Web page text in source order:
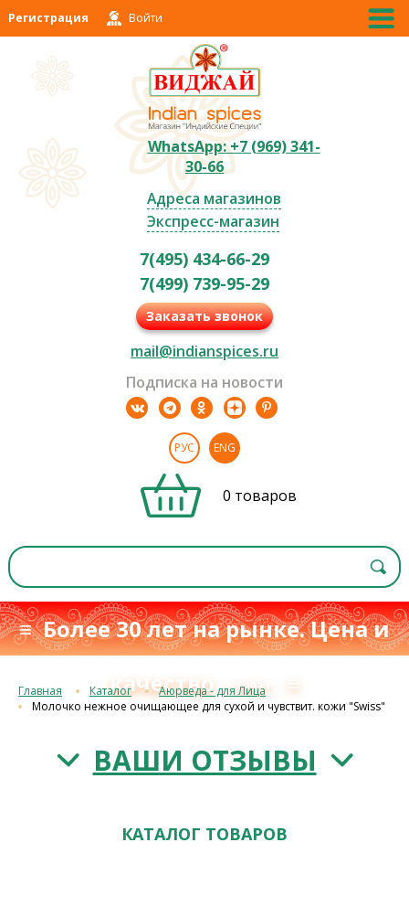
Регистрация Войти
WhatsApp: +7 (969) 341-
30-66
Адреса магазинов
Экспресс-магазин
7(495) 434-66-29
7(499) 739-95-29
Заказать звонок
mail@indianspices.ru
Подписка на новости
РУС ENG
0 товаров
≡ Более 30 лет на рынке. Цена и
качествос 1993 г. ≡
Главная Каталог
Аюрведа - для Лица
Молочко нежное очищающее для сухой и чувствит. кожи "Swiss"
ВАШИ ОТЗЫВЫ
КАТАЛОГ ТОВАРОВ